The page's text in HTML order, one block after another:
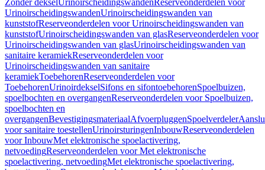
Zonder dekselUrinoirscheidingswandenReserveonderdelen voor
UrinoirscheidingswandenUrinoirscheidingswanden van
kunststofReserveonderdelen voor Urinoirscheidingswanden van
kunststofUrinoirscheidingswanden van glasReserveonderdelen voor
Urinoirscheidingswanden van glasUrinoirscheidingswanden van
sanitaire keramiekReserveonderdelen voor
Urinoirscheidingswanden van sanitaire
keramiekToebehorenReserveonderdelen voor
ToebehorenUrinoirdekselSifons en sifontoebehorenSpoelbuizen,
spoelbochten en overgangenReserveonderdelen voor Spoelbuizen,
spoelbochten en
overgangenBevestigingsmateriaalAfvoerpluggenSpoelverdeler
voor sanitaire toestellenUrinoirsturingenInbouwReserveonderdelen
voor InbouwMet elektronische spoelactivering,
netvoedingReserveonderdelen voor Met elektronische
spoelactivering, netvoedingMet elektronische spoelactivering,